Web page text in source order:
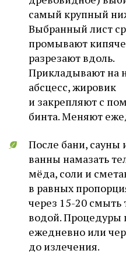
самый крупный
Выбранный лист
промывают
разрезают вдоль.
Прикладывают на
абсцесс, жировик
и закрепляют с
бинта. Меняют
После бани, сауны
ванны намазать
мёда, соли и
в равных
через 15-20 смыть
водой. Процедуры
ежедневно или
до излечения.